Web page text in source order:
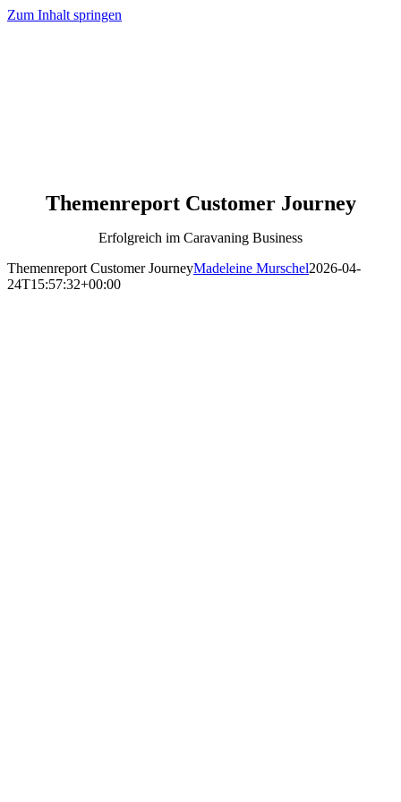
Zum Inhalt springen
Themenreport Customer Journey
Erfolgreich im Caravaning Business
Themenreport Customer JourneyMadeleine Murschel2026-04-
24T15:57:32+00:00